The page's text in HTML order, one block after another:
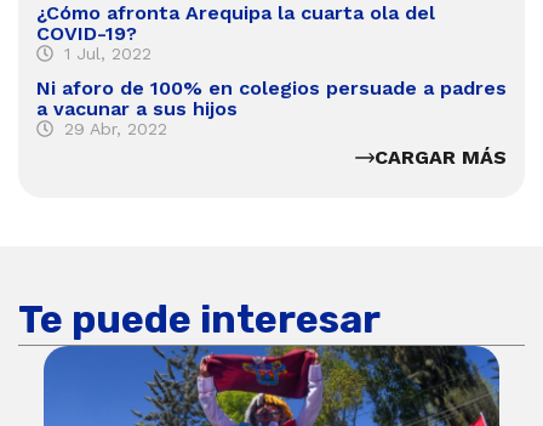
¿Cómo afronta Arequipa la cuarta ola del
COVID-19?
1 Jul, 2022
Ni aforo de 100% en colegios persuade a padres
a vacunar a sus hijos
29 Abr, 2022
CARGAR MÁS
Te puede interesar